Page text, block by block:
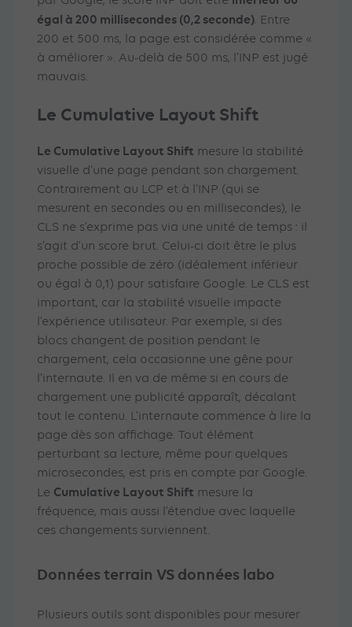
égal à 200 millisecondes (0,2 seconde). Entre
200 et 500 ms, la page est considérée comme «
à améliorer ». Au-delà de 500 ms, l’INP est jugé
mauvais.
Le Cumulative Layout Shift
Le Cumulative Layout Shift mesure la stabilité
visuelle d’une page pendant son chargement.
Contrairement au LCP et à l’INP (qui se
mesurent en secondes ou en millisecondes), le
CLS ne s’exprime pas via une unité de temps : il
s’agit d’un score brut. Celui-ci doit être le plus
proche possible de zéro (idéalement inférieur
ou égal à 0,1) pour satisfaire Google. Le CLS est
important, car la stabilité visuelle impacte
l’expérience utilisateur. Par exemple, si des
blocs changent de position pendant le
chargement, cela occasionne une gêne pour
l’internaute. Il en va de même si en cours de
chargement une publicité apparaît, décalant
tout le contenu. L’internaute commence à lire la
page dès son affichage. Tout élément
perturbant sa lecture, même pour quelques
microsecondes, est pris en compte par Google.
Le Cumulative Layout Shift mesure la
fréquence, mais aussi l’étendue avec laquelle
ces changements surviennent.
Données terrain VS données labo
Plusieurs outils sont disponibles pour mesurer